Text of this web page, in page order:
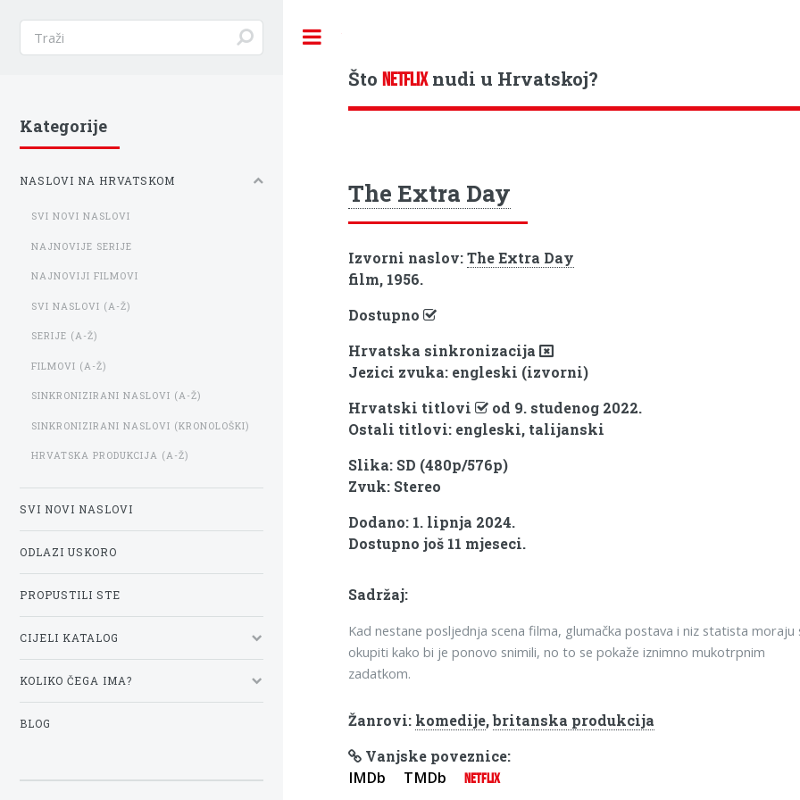
ŠtoNETFLIXnudi u Hrvatskoj?
The Extra Day
Izvorni naslov:The Extra Day
film, 1956.
Dostupno
Hrvatska sinkronizacija
Jezici zvuka: engleski (izvorni)
Hrvatski titlovi
od 9. studenog 2022.
Ostali titlovi: engleski, talijanski
Slika: SD (480p/576p)
Zvuk: Stereo
Dodano: 1. lipnja 2024.
Dostupno još 11 mjeseci.
Sadržaj:
Kad nestane posljednja scena filma, glumačka postava i niz statista moraju
okupiti kako bi je ponovo snimili, no to se pokaže iznimno mukotrpnim
zadatkom.
Žanrovi: komedije,britanska produkcija
Vanjske poveznice:
IMDb TMDb NETFLIX
Kategorije
NASLOVI NA HRVATSKOM
SVI NOVI NASLOVI
NAJNOVIJE SERIJE
NAJNOVIJI FILMOVI
SVI NASLOVI (A-Ž)
SERIJE (A-Ž)
FILMOVI (A-Ž)
SINKRONIZIRANI NASLOVI (A-Ž)
SINKRONIZIRANI NASLOVI (KRONOLOŠKI)
HRVATSKA PRODUKCIJA (A-Ž)
SVI NOVI NASLOVI
ODLAZI USKORO
PROPUSTILI STE
CIJELI KATALOG
KOLIKO ČEGA IMA?
BLOG
Toggle